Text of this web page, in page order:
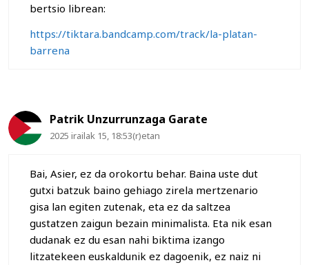
bertsio librean:
https://tiktara.bandcamp.com/track/la-platan-
barrena
Patrik Unzurrunzaga Garate
2025 irailak 15, 18:53(r)etan
Bai, Asier, ez da orokortu behar. Baina uste dut
gutxi batzuk baino gehiago zirela mertzenario
gisa lan egiten zutenak, eta ez da saltzea
gustatzen zaigun bezain minimalista. Eta nik esan
dudanak ez du esan nahi biktima izango
litzatekeen euskaldunik ez dagoenik, ez naiz ni